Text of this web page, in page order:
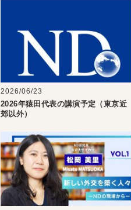
2026/06/23
2026年猿田代表の講演予定（東京近
郊以外）